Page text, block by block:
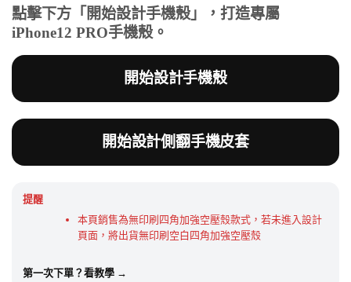
始
價
格：
NT$190。
前
價
格：
NT$50。
點擊下方「開始設計手機殼」，打造專屬
iPhone12 PRO手機殼。
開始設計手機殼
開始設計側翻手機皮套
提醒
本頁銷售為無印刷四角加強空壓殼款式，若未進入設計
頁面，將出貨無印刷空白四角加強空壓殼
第一次下單？看教學 →